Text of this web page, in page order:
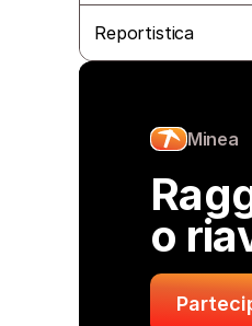
Reportistica
Minea
o